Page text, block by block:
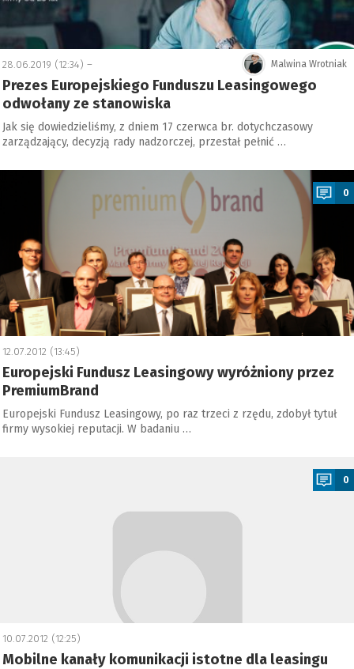
Malwina Wrotniak
28.06.2019 (12:34) –
Prezes Europejskiego Funduszu Leasingowego
odwołany ze stanowiska
Jak się dowiedzieliśmy, z dniem 17 czerwca br. dotychczasowy
zarządzający, decyzją rady nadzorczej, przestał pełnić …
0
12.07.2012 (13:45)
Europejski Fundusz Leasingowy wyróżniony przez
PremiumBrand
Europejski Fundusz Leasingowy, po raz trzeci z rzędu, zdobył tytuł
firmy wysokiej reputacji. W badaniu …
0
10.07.2012 (12:25)
Mobilne kanały komunikacji istotne dla leasingu